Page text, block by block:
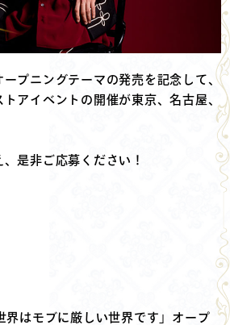
プニングテーマの発売を記念して、
アイベントの開催が東京、名古屋、
是非ご応募ください！
界はモブに厳しい世界です」オープ